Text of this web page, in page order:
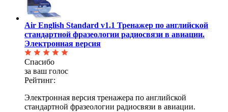
Air English Standard v1.1 Тренажер по английской
стандартной фразеологии радиосвязи в авиации.
Электронная версия
Спасибо
за ваш голос
Рейтинг:
Электронная версия тренажера по английской
стандартной фразеологии радиосвязи в авиации.